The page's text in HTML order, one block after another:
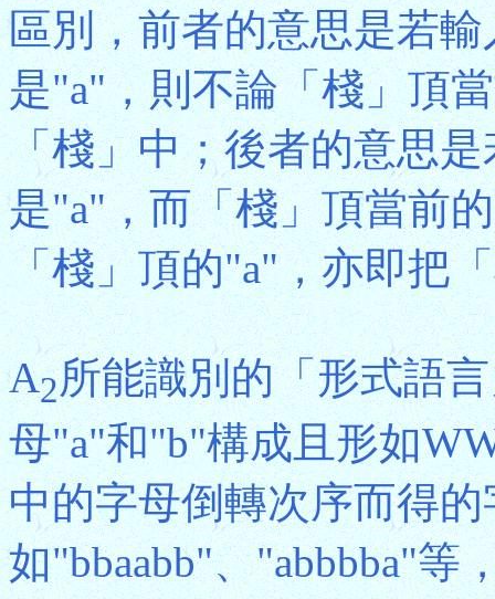
區別，前者的意思是若
是"a"，則不論「棧」頂
「棧」中；後者的意思
是"a"，而「棧」頂當前
「棧」頂的"a"，亦即把
A2所能識別的「形式語
母"a"和"b"構成且形如
中的字母倒轉次序而得
如"bbaabb"、"abbbba"等